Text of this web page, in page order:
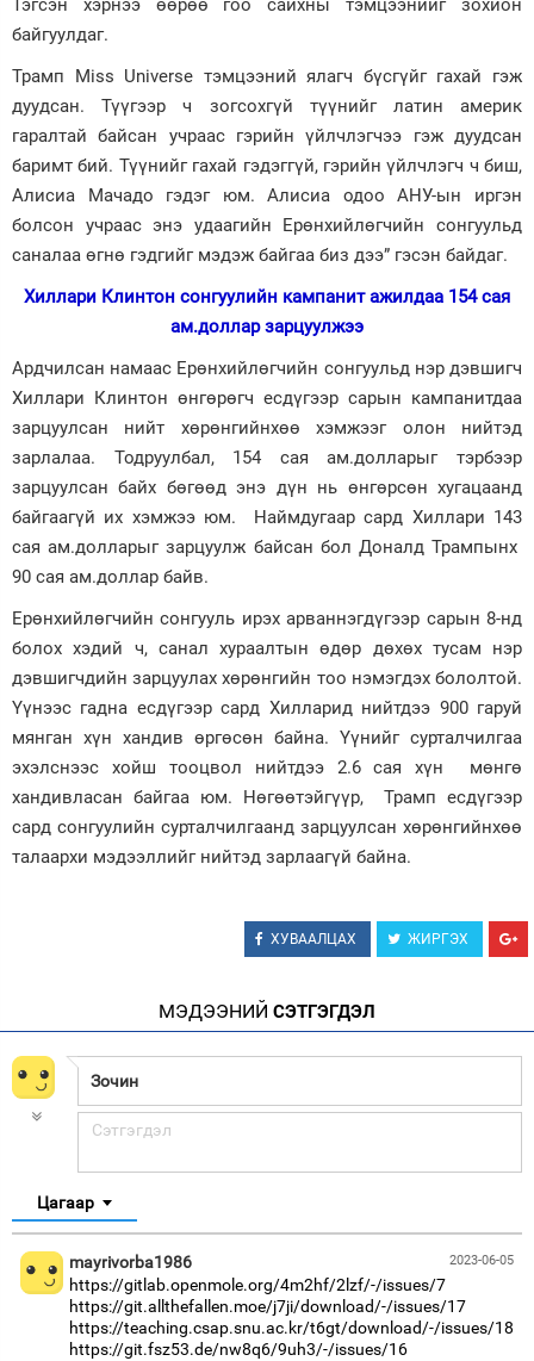
Тэгсэн хэрнээ өөрөө гоо сайхны тэмцээнийг зохион
байгуулдаг.
Трамп Miss Universe тэмцээний ялагч бүсгүйг гахай гэж
дуудсан. Түүгээр ч зогсохгүй түүнийг латин америк
гаралтай байсан учраас гэрийн үйлчлэгчээ гэж дуудсан
баримт бий. Түүнийг гахай гэдэггүй, гэрийн үйлчлэгч ч биш,
Алисиа Мачадо гэдэг юм. Алисиа одоо АНУ-ын иргэн
болсон учраас энэ удаагийн Ерөнхийлөгчийн сонгуульд
саналаа өгнө гэдгийг мэдэж байгаа биз дээ” гэсэн байдаг.
Хиллари Клинтон сонгуулийн кампанит ажилдаа 154 сая
ам.доллар зарцуулжээ
Ардчилсан намаас Ерөнхийлөгч­ийн сонгуульд нэр дэвшигч
Хиллари Клинтон өнгөрөгч есдүгээр сарын кампанитдаа
зарцуулсан нийт хөрөнгийнхөө хэмжээг олон нийтэд
зарлалаа. Тодруулбал, 154 сая ам.долларыг тэрбээр
зарцуулсан байх бөгөөд энэ дүн нь өнгөрсөн хугацаанд
байгаагүй их хэмжээ юм. Наймдугаар сард Хиллари 143
сая ам.долларыг зарцуулж байсан бол Доналд Трампынх
90 сая ам.доллар байв.
Ерөнхийлөгчийн сонгууль ирэх арваннэгдүгээр сарын 8-нд
болох хэдий ч, санал хураалтын өдөр дөхөх тусам нэр
дэвшигчдийн зарцуулах хөрөнгийн тоо нэмэгдэх бололтой.
Үүнээс гадна есдүгээр сард Хилларид нийтдээ 900 гаруй
мянган хүн хандив өргөсөн байна. Үүнийг сурталчилгаа
эхэлснээс хойш тооцвол нийтдээ 2.6 сая хүн мөнгө
хандивласан байгаа юм. Нөгөөтэйгүүр, Трамп есдүгээр
сард сонгуулийн сурталчилгаанд зарцуулсан хөрөнгийнхөө
талаархи мэдээллийг нийтэд зарлаагүй байна.
ХУВААЛЦАХ ЖИРГЭХ
МЭДЭЭНИЙ СЭТГЭГДЭЛ
Цагаар
2023-06-05
mayrivorba1986
https://gitlab.openmole.org/4m2hf/2lzf/-/issues/7
https://git.allthefallen.moe/j7ji/download/-/issues/17
https://teaching.csap.snu.ac.kr/t6gt/download/-/issues/18
https://git.fsz53.de/nw8q6/9uh3/-/issues/16